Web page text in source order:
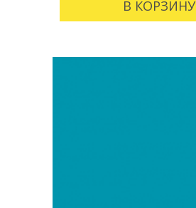
В КОРЗИНУ